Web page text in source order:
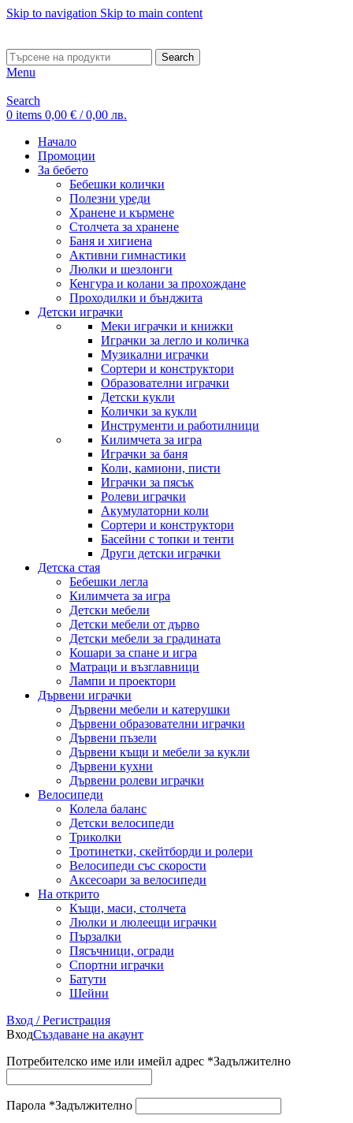
Skip to navigation Skip to main content
Search
Menu
Search
0 items 0,00 € / 0,00 лв.
Начало
Промоции
За бебето
Бебешки колички
Полезни уреди
Хранене и кърмене
Столчета за хранене
Баня и хигиена
Активни гимнастики
Люлки и шезлонги
Кенгура и колани за прохождане
Проходилки и бънджита
Детски играчки
Меки играчки и книжки
Играчки за легло и количка
Музикални играчки
Сортери и конструктори
Образователни играчки
Детски кукли
Колички за кукли
Инструменти и работилници
Килимчета за игра
Играчки за баня
Коли, камиони, писти
Играчки за пясък
Ролеви играчки
Акумулаторни коли
Сортери и конструктори
Басейни с топки и тенти
Други детски играчки
Детска стая
Бебешки легла
Килимчета за игра
Детски мебели
Детски мебели от дърво
Детски мебели за градината
Кошари за спане и игра
Матраци и възглавници
Лампи и проектори
Дървени играчки
Дървени мебели и катерушки
Дървени образователни играчки
Дървени пъзели
Дървени къщи и мебели за кукли
Дървени кухни
Дървени ролеви играчки
Велосипеди
Колела баланс
Детски велосипеди
Триколки
Тротинетки, скейтборди и ролери
Велосипеди със скорости
Аксесоари за велосипеди
На открито
Къщи, маси, столчета
Люлки и люлеещи играчки
Пързалки
Пясъчници, огради
Спортни играчки
Батути
Шейни
Вход / Регистрация
ВходСъздаване на акаунт
Потребителско име или имейл адрес *Задължително
Парола *Задължително